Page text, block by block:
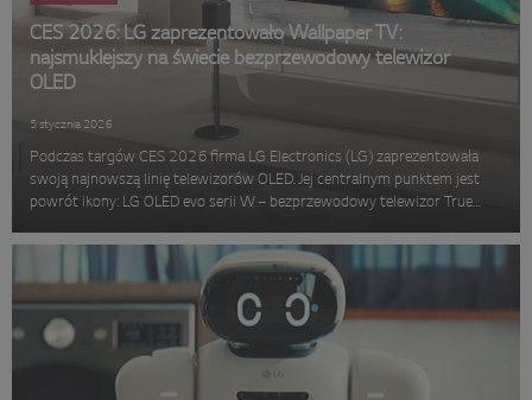
CES 2026: LG zaprezentowało Wallpaper TV:
najsmuklejszy na świecie bezprzewodowy telewizor
OLED
5 stycznia 2026
Podczas targów CES 2026 firma LG Electronics (LG) zaprezentowała
swoją najnowszą linię telewizorów OLED. Jej centralnym punktem jest
powrót ikony: LG OLED evo serii W – bezprzewodowy telewizor True
wpr...